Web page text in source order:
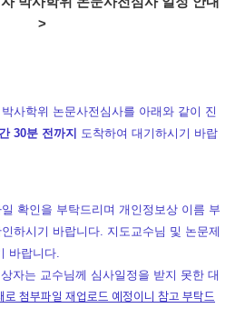
>
사학위 논문사전심사를 아래와 같이 진
30분 전까지 도착하여 대기하시기 바랍
확인을 부탁드리며 개인정보상 이름 부
하시기 바랍니다. 지도교수님 및 논문제
바랍니다.
자는 교수님께 심사일정을 받지 못한 대
로 첨부파일 재업로드 예정이니 참고 부탁드